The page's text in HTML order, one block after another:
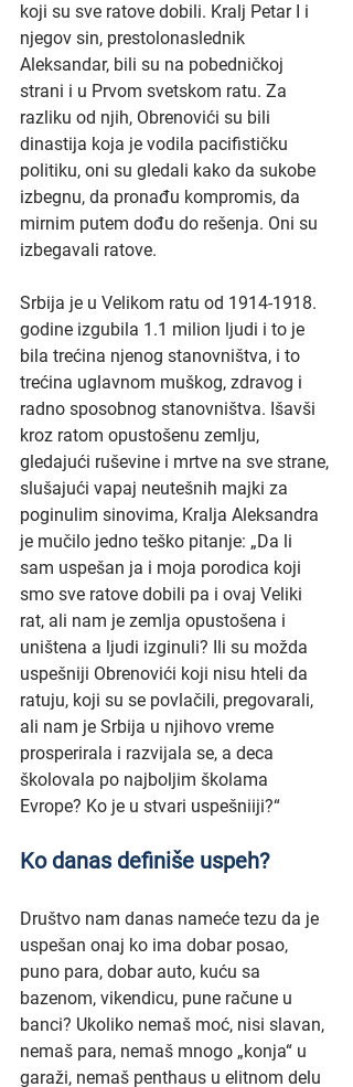
koji su sve ratove dobili. Kralj Petar I i
njegov sin, prestolonaslednik
Aleksandar, bili su na pobedničkoj
strani i u Prvom svetskom ratu. Za
razliku od njih, Obrenovići su bili
dinastija koja je vodila pacifističku
politiku, oni su gledali kako da sukobe
izbegnu, da pronađu kompromis, da
mirnim putem dođu do rešenja. Oni su
izbegavali ratove.
Srbija je u Velikom ratu od 1914-1918.
godine izgubila 1.1 milion ljudi i to je
bila trećina njenog stanovništva, i to
trećina uglavnom muškog, zdravog i
radno sposobnog stanovništva. Išavši
kroz ratom opustošenu zemlju,
gledajući ruševine i mrtve na sve strane,
slušajući vapaj neutešnih majki za
poginulim sinovima, Kralja Aleksandra
je mučilo jedno teško pitanje: „Da li
sam uspešan ja i moja porodica koji
smo sve ratove dobili pa i ovaj Veliki
rat, ali nam je zemlja opustošena i
uništena a ljudi izginuli? Ili su možda
uspešniji Obrenovići koji nisu hteli da
ratuju, koji su se povlačili, pregovarali,
ali nam je Srbija u njihovo vreme
prosperirala i razvijala se, a deca
školovala po najboljim školama
Evrope? Ko je u stvari uspešniiji?“
Ko danas definiše uspeh?
Društvo nam danas nameće tezu da je
uspešan onaj ko ima dobar posao,
puno para, dobar auto, kuću sa
bazenom, vikendicu, pune račune u
banci? Ukoliko nemaš moć, nisi slavan,
nemaš para, nemaš mnogo „konja“ u
garaži, nemaš penthaus u elitnom delu